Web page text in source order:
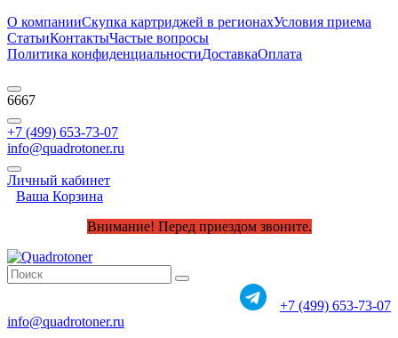
О компанииСкупка картриджей в регионахУсловия приема
СтатьиКонтактыЧастые вопросы
Политика конфиденциальностиДоставкаОплата
6667
+7 (499) 653-73-07
info@quadrotoner.ru
Личный кабинет
Ваша Корзина
Внимание! Перед приездом звоните.
+7 (499) 653-73-07
info@quadrotoner.ru